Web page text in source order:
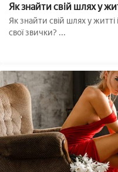
Як знайти свій шлях у
Як знайти свій шлях у
свої звички? ...